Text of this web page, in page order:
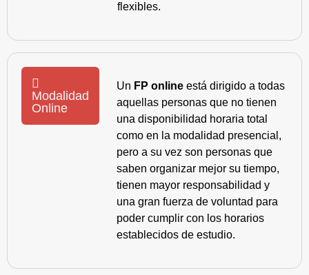
flexibles.
Modalidad
Online
Un FP online está dirigido a todas
aquellas personas que no tienen
una disponibilidad horaria total
como en la modalidad presencial,
pero a su vez son personas que
saben organizar mejor su tiempo,
tienen mayor responsabilidad y
una gran fuerza de voluntad para
poder cumplir con los horarios
establecidos de estudio.